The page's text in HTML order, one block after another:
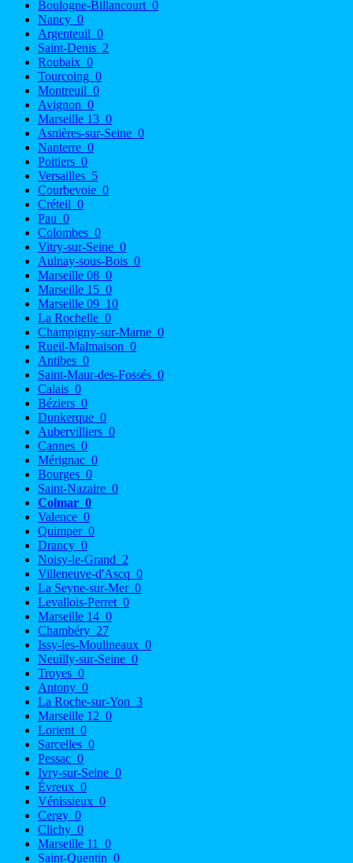
Boulogne-Billancourt 0
Nancy 0
Argenteuil 0
Saint-Denis 2
Roubaix 0
Tourcoing 0
Montreuil 0
Avignon 0
Marseille 13 0
Asnières-sur-Seine 0
Nanterre 0
Poitiers 0
Versailles 5
Courbevoie 0
Créteil 0
Pau 0
Colombes 0
Vitry-sur-Seine 0
Aulnay-sous-Bois 0
Marseille 08 0
Marseille 15 0
Marseille 09 10
La Rochelle 0
Champigny-sur-Marne 0
Rueil-Malmaison 0
Antibes 0
Saint-Maur-des-Fossés 0
Calais 0
Béziers 0
Dunkerque 0
Aubervilliers 0
Cannes 0
Mérignac 0
Bourges 0
Saint-Nazaire 0
Colmar 0
Valence 0
Quimper 0
Drancy 0
Noisy-le-Grand 2
Villeneuve-d'Ascq 0
La Seyne-sur-Mer 0
Levallois-Perret 0
Marseille 14 0
Chambéry 27
Issy-les-Moulineaux 0
Neuilly-sur-Seine 0
Troyes 0
Antony 0
La Roche-sur-Yon 3
Marseille 12 0
Lorient 0
Sarcelles 0
Pessac 0
Ivry-sur-Seine 0
Évreux 0
Vénissieux 0
Cergy 0
Clichy 0
Marseille 11
0
Saint-Quentin 0